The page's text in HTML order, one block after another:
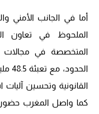
أما في الجانب الأمني
الملحوظ في تعاون
المتخصصة في مجالات
القانونية وتحسين آليات
كما واصل المغرب